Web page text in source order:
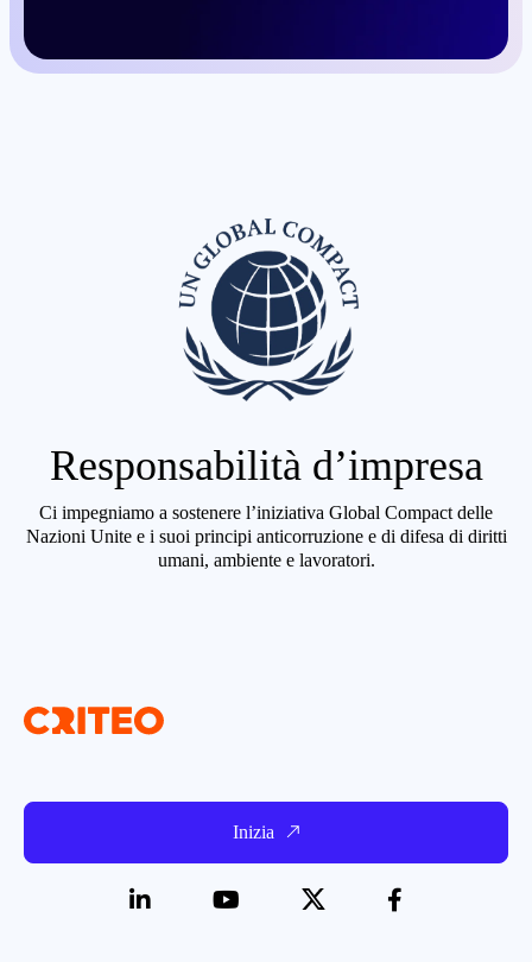
Responsabilità d’impresa
Ci impegniamo a sostenere l’iniziativa Global Compact delle
Nazioni Unite e i suoi principi anticorruzione e di difesa di diritti
umani, ambiente e lavoratori.
Inizia